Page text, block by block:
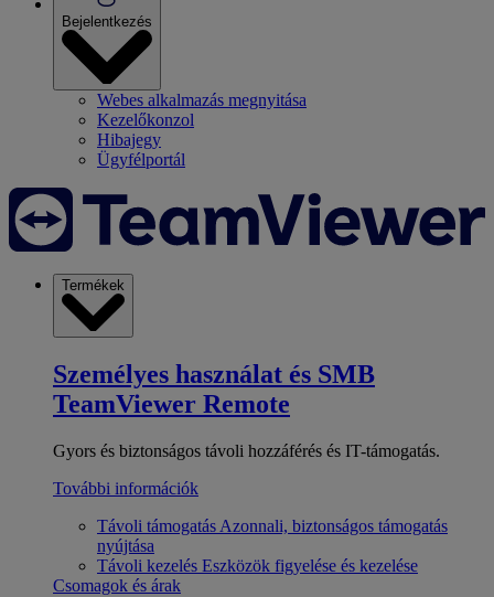
Bejelentkezés
Webes alkalmazás megnyitása
Kezelőkonzol
Hibajegy
Ügyfélportál
Termékek
Személyes használat és SMB
TeamViewer Remote
Gyors és biztonságos távoli hozzáférés és IT-támogatás.
További információk
Távoli támogatás Azonnali, biztonságos támogatás
nyújtása
Távoli kezelés Eszközök figyelése és kezelése
Csomagok és árak